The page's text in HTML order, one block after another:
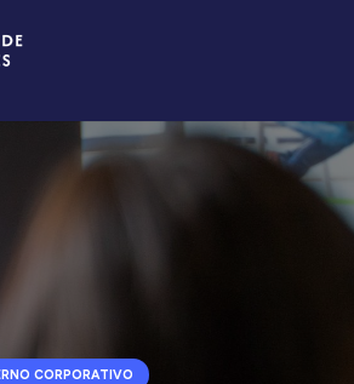
CORPORATIVO